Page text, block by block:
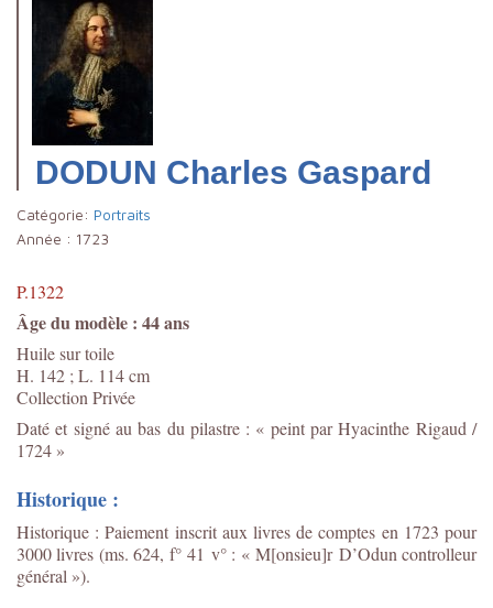
DODUN Charles Gaspard
Catégorie: Portraits
Année : 1723
P.1322
Âge du modèle : 44 ans
Huile sur toile
H. 142 ; L. 114 cm
Collection Privée
Daté et signé au bas du pilastre : « peint par Hyacinthe Rigaud /
1724 »
Historique :
Historique : Paiement inscrit aux livres de comptes en 1723 pour
3000 livres (ms. 624, f° 41 v° : « M[onsieu]r D’Odun controlleur
général »).